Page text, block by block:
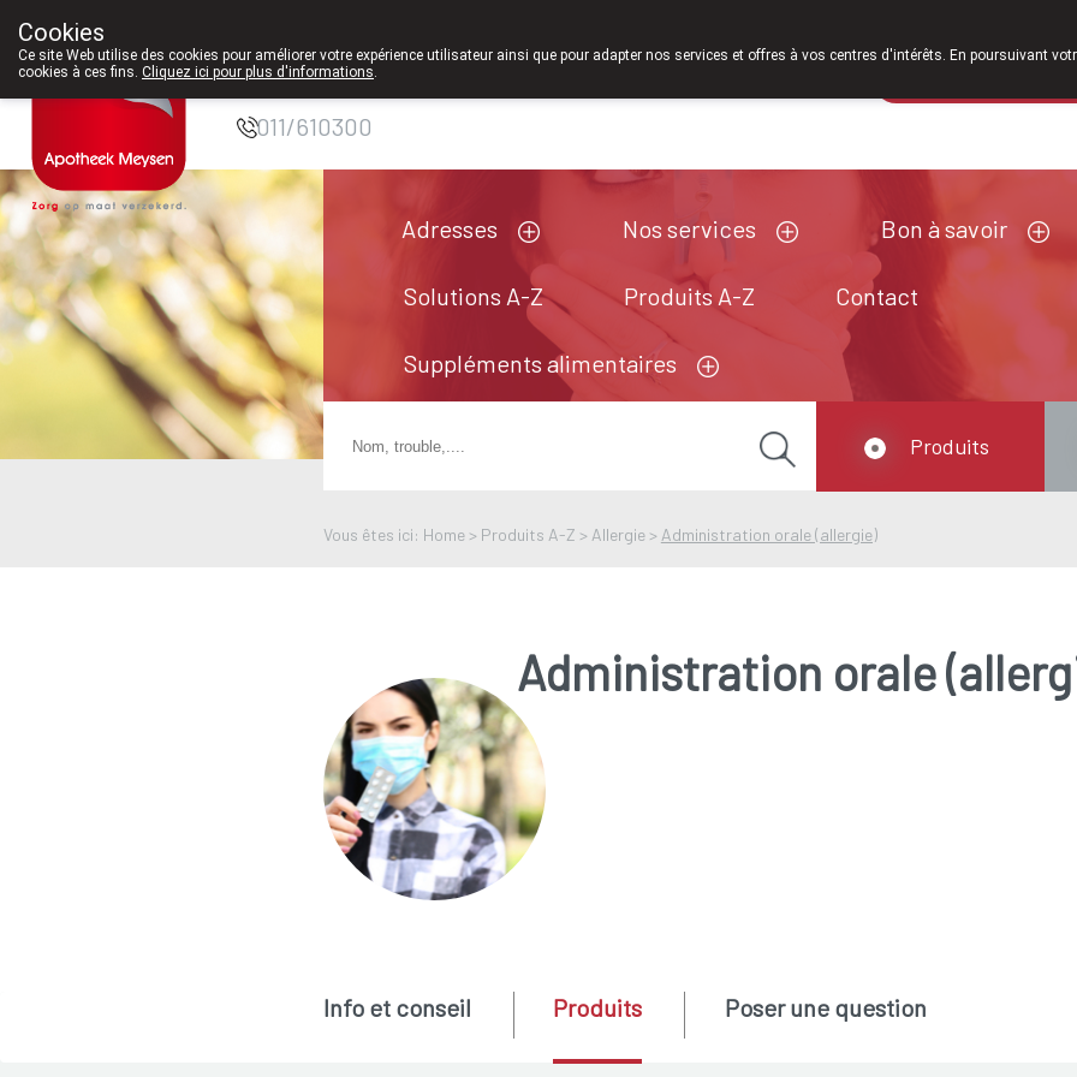
Pharmacie Meysen
SPRL
011/610300
Adresses Nos services Bon à savoir
Solutions A-Z Produits A-Z Contact
Suppléments alimentaires
Vous êtes ici: Home > Produits A-Z > Allergie > Administration orale (allergie)
Produits
Administration orale
Info et conseil Produits Poser une question
Cookies
Ce site Web utilise des cookies pour améliorer votre expérience utilisateur ainsi que pour adapter nos services et offres à vos centres d'intérêts. En poursuivant
cookies à ces fins. Cliquez ici pour plus d'informations.